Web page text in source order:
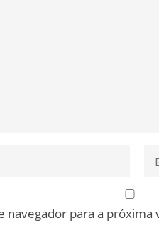
navegador para a